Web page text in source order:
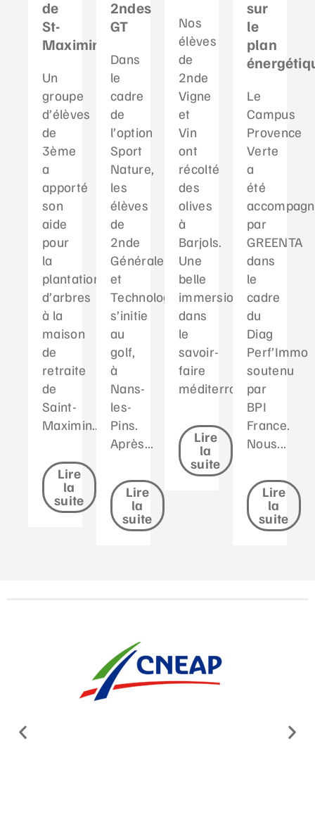
de
St-
Maximin
Un
groupe
d’élèves
de
3ème
a
apporté
son
aide
pour
la
plantation
d’arbres
à la
maison
de
retraite
de
Saint-
Maximin....
Lire
la
suite
2ndes
GT
Dans
le
cadre
de
l’option
Sport
Nature,
les
élèves
de
2nde
Générale
et
Technologique
s’initie
au
golf,
à
Nans-
les-
Pins.
Après...
Lire
la
suite
Nos
élèves
de
2nde
Vigne
et
Vin
ont
récolté
des
olives
à
Barjols.
Une
belle
immersion
dans
le
savoir-
faire
méditerranéen...
Lire
la
suite
sur
le
plan
Le
Campus
Provence
Verte
a
été
par
GREENTA
dans
le
cadre
du
Diag
Perf’Immo
soutenu
par
BPI
France.
Nous...
Lire
la
suite